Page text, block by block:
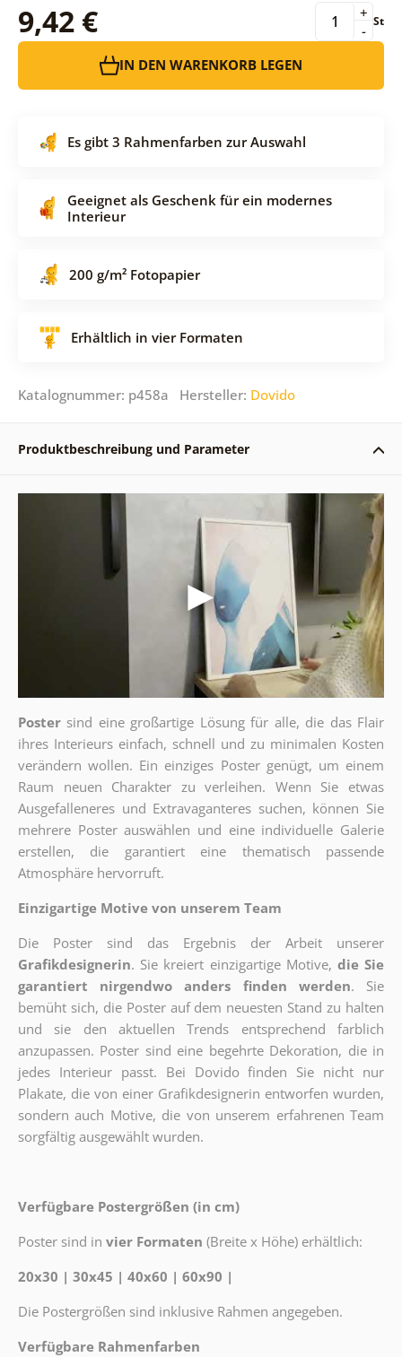
9,42 € -
+ St
IN DEN WARENKORB LEGEN
Es gibt 3 Rahmenfarben zur Auswahl
Geeignet als Geschenk für ein modernes
Interieur
200 g/m² Fotopapier
Erhältlich in vier Formaten
Katalognummer: p458a Hersteller: Dovido
Produktbeschreibung und Parameter
Poster sind eine großartige Lösung für alle, die das Flair
ihres Interieurs einfach, schnell und zu minimalen Kosten
verändern wollen. Ein einziges Poster genügt, um einem
Raum neuen Charakter zu verleihen. Wenn Sie etwas
Ausgefalleneres und Extravaganteres suchen, können Sie
mehrere Poster auswählen und eine individuelle Galerie
erstellen, die garantiert eine thematisch passende
Atmosphäre hervorruft.
Einzigartige Motive von unserem Team
Die Poster sind das Ergebnis der Arbeit unserer
Grafikdesignerin. Sie kreiert einzigartige Motive, die Sie
garantiert nirgendwo anders finden werden. Sie
bemüht sich, die Poster auf dem neuesten Stand zu halten
und sie den aktuellen Trends entsprechend farblich
anzupassen. Poster sind eine begehrte Dekoration, die in
jedes Interieur passt. Bei Dovido finden Sie nicht nur
Plakate, die von einer Grafikdesignerin entworfen wurden,
sondern auch Motive, die von unserem erfahrenen Team
sorgfältig ausgewählt wurden.
Verfügbare Postergrößen (in cm)
Poster sind in vier Formaten (Breite x Höhe) erhältlich:
20x30 | 30x45 | 40x60 | 60x90 |
Die Postergrößen sind inklusive Rahmen angegeben.
Verfügbare Rahmenfarben